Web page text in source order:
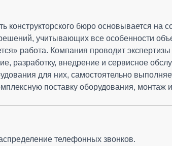
конструкторского бюро основывается на
учитывающих все особенности
работа. Компания проводит
разработку, внедрение и сервисное
для них, самостоятельно
поставку оборудования, монтаж
телефонных звонков.